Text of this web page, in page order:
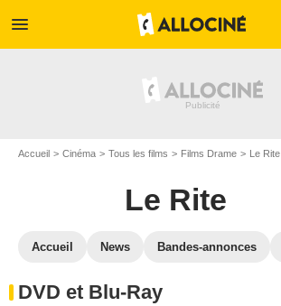
menu
Accueil Cinéma Tous les films Films Drame Le Rite
Le Rite
Accueil News Bandes-annonces
DVD et Blu-Ray